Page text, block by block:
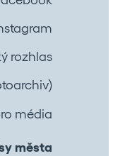
rozhlas
média
města